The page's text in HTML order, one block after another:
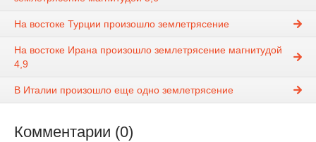
На востоке Турции произошло землетрясение
На востоке Ирана произошло землетрясение магнитудой
4,9
В Италии произошло еще одно землетрясение
Комментарии (0)